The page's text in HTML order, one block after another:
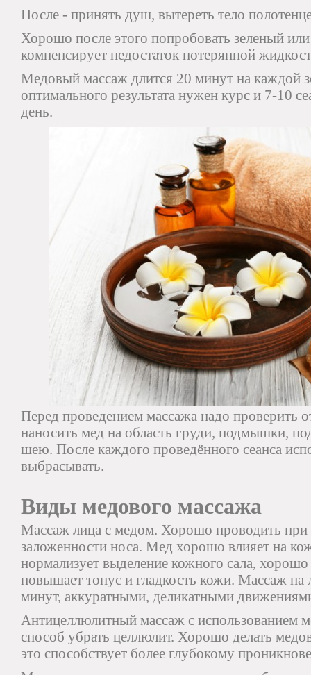
После - принять душ, вытереть тело
Хорошо после этого попробовать зеленый
компенсирует недостаток потерянной
Медовый массаж длится 20 минут на каждой
оптимального результата нужен курс и 7-10
день.
Перед проведением массажа надо проверить
наносить мед на область груди, подмышки,
шею. После каждого проведённого сеанса
выбрасывать.
Виды медового массажа
Массаж лица с медом. Хорошо проводить при
заложенности носа. Мед хорошо влияет на
нормализует выделение кожного сала,
повышает тонус и гладкость кожи. Массаж на
минут, аккуратными, деликатными
Антицеллюлитный массаж с использованием
способ убрать целлюлит. Хорошо делать
это способствует более глубокому